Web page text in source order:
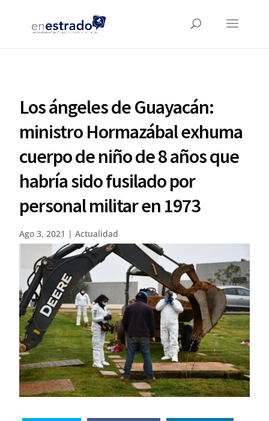
Los ángeles de Guayacán:
ministro Hormazábal exhuma
cuerpo de niño de 8 años que
habría sido fusilado por
personal militar en 1973
Ago 3, 2021 |Actualidad